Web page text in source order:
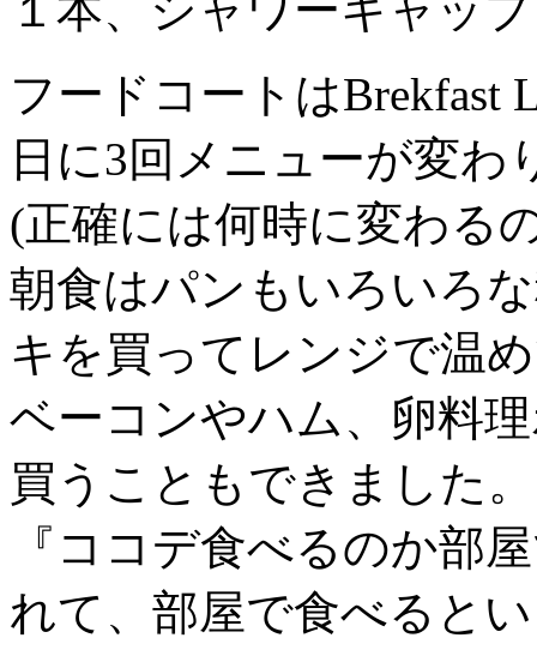
フードコートはBrekfast
日に3回メニューが変わ
(正確には何時に変わ
朝食はパンもいろいろ
キを買ってレンジで温
ベーコンやハム、卵料
買うこともできました。
『ココデ食べるのか部
れて、部屋で食べると